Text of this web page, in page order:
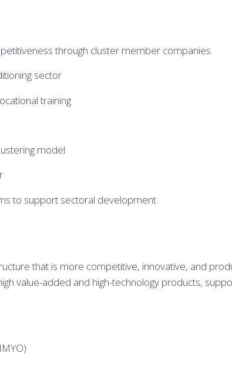
through cluster member companies
sector
training
model
to support sectoral development
that is more competitive, innovative, and
value-added and high-technology products,